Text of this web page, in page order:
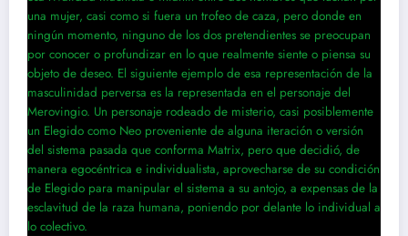
una mujer, casi como si fuera un trofeo de caza, pero donde en
ningún momento, ninguno de los dos pretendientes se preocupan
por conocer o profundizar en lo que realmente siente o piensa su
objeto de deseo. El siguiente ejemplo de esa representación de la
masculinidad perversa es la representada en el personaje del
Merovingio. Un personaje rodeado de misterio, casi posiblemente
un Elegido como Neo proveniente de alguna iteración o versión
del sistema pasada que conforma Matrix, pero que decidió, de
manera egocéntrica e individualista, aprovecharse de su condición
de Elegido para manipular el sistema a su antojo, a expensas de la
esclavitud de la raza humana, poniendo por delante lo individual a
lo colectivo.